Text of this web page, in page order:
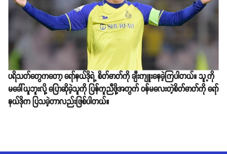
ပရိသတ်တွေကတော့ ရော်နယ်ဒိုရဲ့ စိတ်ဓာတ်ကို ချီးကျူးနေခဲ့ကြပါတယ်။ သူ့ကို
မခေါ်ယူဘူးလို့ ပြောဆိုခဲ့သူကို ပြန်ကူညီဖို့အတွက် ဝန်မလေးတဲ့စိတ်ဓာတ်ကို ရော်
နယ်ဒိုက ပြသခဲ့တာလည်းဖြစ်ပါတယ်။